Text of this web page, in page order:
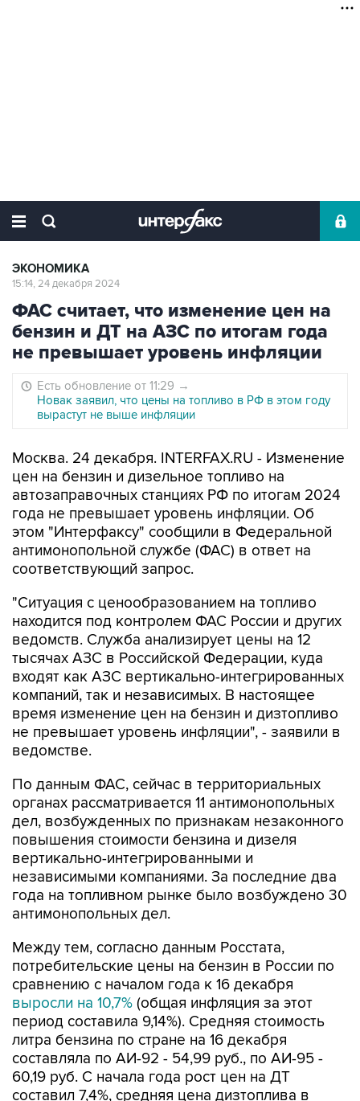
ЭКОНОМИКА
15:14, 24 декабря 2024
ФАС считает, что изменение цен на
бензин и ДТ на АЗС по итогам года
не превышает уровень инфляции
Есть обновление от 11:29 →
Новак заявил, что цены на топливо в РФ в этом году
вырастут не выше инфляции
Москва. 24 декабря. INTERFAX.RU - Изменение
цен на бензин и дизельное топливо на
автозаправочных станциях РФ по итогам 2024
года не превышает уровень инфляции. Об
этом "Интерфаксу" сообщили в Федеральной
антимонопольной службе (ФАС) в ответ на
соответствующий запрос.
"Ситуация с ценообразованием на топливо
находится под контролем ФАС России и других
ведомств. Служба анализирует цены на 12
тысячах АЗС в Российской Федерации, куда
входят как АЗС вертикально-интегрированных
компаний, так и независимых. В настоящее
время изменение цен на бензин и дизтопливо
не превышает уровень инфляции", - заявили в
ведомстве.
По данным ФАС, сейчас в территориальных
органах рассматривается 11 антимонопольных
дел, возбужденных по признакам незаконного
повышения стоимости бензина и дизеля
вертикально-интегрированными и
независимыми компаниями. За последние два
года на топливном рынке было возбуждено 30
антимонопольных дел.
Между тем, согласно данным Росстата,
потребительские цены на бензин в России по
сравнению с началом года к 16 декабря
выросли на 10,7% (общая инфляция за этот
период составила 9,14%). Средняя стоимость
литра бензина по стране на 16 декабря
составляла по АИ-92 - 54,99 руб., по АИ-95 -
60,19 руб. С начала года рост цен на ДТ
составил 7,4%, средняя цена дизтоплива в